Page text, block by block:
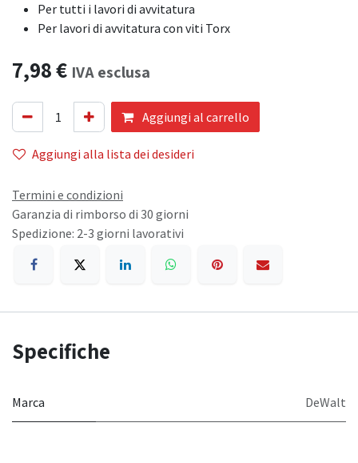
Per tutti i lavori di avvitatura
Per lavori di avvitatura con viti Torx
7,98€ IVA esclusa
Aggiungi al carrello
Aggiungi alla lista dei desideri
Termini e condizioni
Garanzia di rimborso di 30 giorni
Spedizione: 2-3 giorni lavorativi
Specifiche
Marca DeWalt